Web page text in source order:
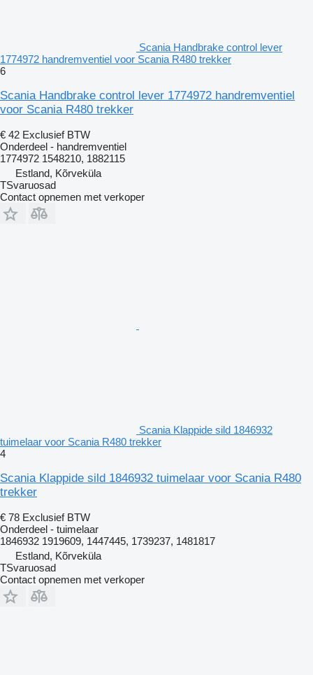
Scania Handbrake control lever
1774972 handremventiel voor Scania R480 trekker
6
Scania Handbrake control lever 1774972 handremventiel
voor Scania R480 trekker
€ 42 Exclusief BTW
Onderdeel - handremventiel
1774972 1548210, 1882115
Estland, Kõrveküla
TSvaruosad
Contact opnemen met verkoper
Scania Klappide sild 1846932
tuimelaar voor Scania R480 trekker
4
Scania Klappide sild 1846932 tuimelaar voor Scania R480
trekker
€ 78 Exclusief BTW
Onderdeel - tuimelaar
1846932 1919609, 1447445, 1739237, 1481817
Estland, Kõrveküla
TSvaruosad
Contact opnemen met verkoper